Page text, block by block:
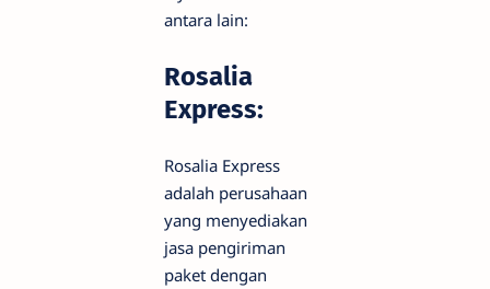
antara lain:
Rosalia
Express:
Rosalia Express
adalah perusahaan
yang menyediakan
jasa pengiriman
paket dengan